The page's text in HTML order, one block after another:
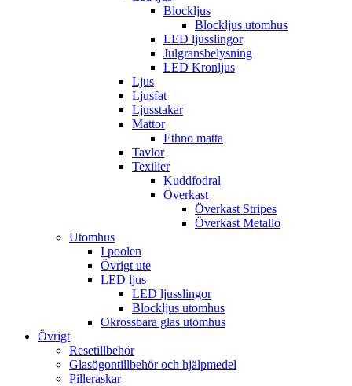
Blockljus
Blockljus utomhus
LED ljusslingor
Julgransbelysning
LED Kronljus
Ljus
Ljusfat
Ljusstakar
Mattor
Ethno matta
Tavlor
Texilier
Kuddfodral
Överkast
Överkast Stripes
Överkast Metallo
Utomhus
I poolen
Övrigt ute
LED ljus
LED ljusslingor
Blockljus utomhus
Okrossbara glas utomhus
Övrigt
Resetillbehör
Glasögontillbehör och hjälpmedel
Pilleraskar